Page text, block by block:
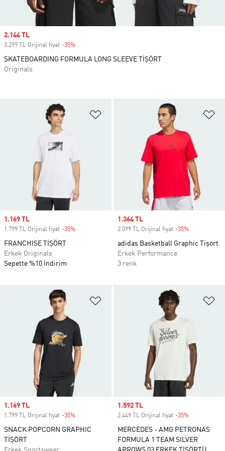
Favori Listesine Ekle
Sale price
1.169 TL
1.799 TL Orijinal fiyat -35%
FRANCHISE TİŞÖRT
Erkek Originals
Sepette %10 İndirim
Sale price
1.364 TL
2.099 TL Orijinal fiyat -35%
adidas Basketball Graphic Tişört
Erkek Performance
3 renk
Favori Listesine Ekle
Sale price
1.169 TL
1.799 TL Orijinal fiyat -35%
SNACK POPCORN GRAPHIC
TİŞÖRT
Sale price
1.592 TL
2.449 TL Orijinal fiyat -35%
MERCEDES - AMG PETRONAS
FORMULA 1 TEAM SILVER
Sale price
2.144 TL
3.299 TL Orijinal fiyat -35%
SKATEBOARDING FORMULA LONG SLEEVE TİŞÖRT
Originals